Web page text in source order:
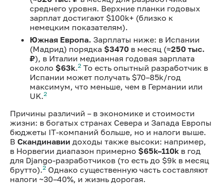
среднего уровня. Верхние планки годовых
зарплат достигают $100k+ (близко к
немецким показателям).
Южная Европа. Зарплаты ниже: в Испании
(Мадрид) порядка $3470 в месяц (≈250 тыс.
₽), в Италии медианная годовая зарплата
около $63k.2 То есть опытный разработчик в
Испании может получать $70–85k/год
максимум, что меньше, чем в Германии или
UK.2
Причины различий – в экономике и стоимости
жизни: в богатых странах Севера и Запада Европы
бюджеты IT-компаний больше, но и налоги выше.
В Скандинавии доходы также высоки: например,
в Норвегии диапазон примерно $65k–110k в год
для Django-разработчиков (то есть до $9k в месяц
брутто).2 Однако существенную часть составляют
налоги ~30–40%, и жизнь дорогая.